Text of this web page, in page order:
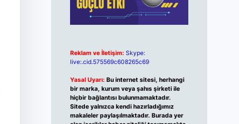
Reklam ve İletişim: Skype:
live:.cid.575569c608265c69
Yasal Uyarı: Bu internet sitesi, herhangi
bir marka, kurum veya şahıs şirketi ile
hiçbir bağlantısı bulunmamaktadır.
Sitede yalnızca kendi hazırladığımız
makaleler paylaşılmaktadır. Burada yer